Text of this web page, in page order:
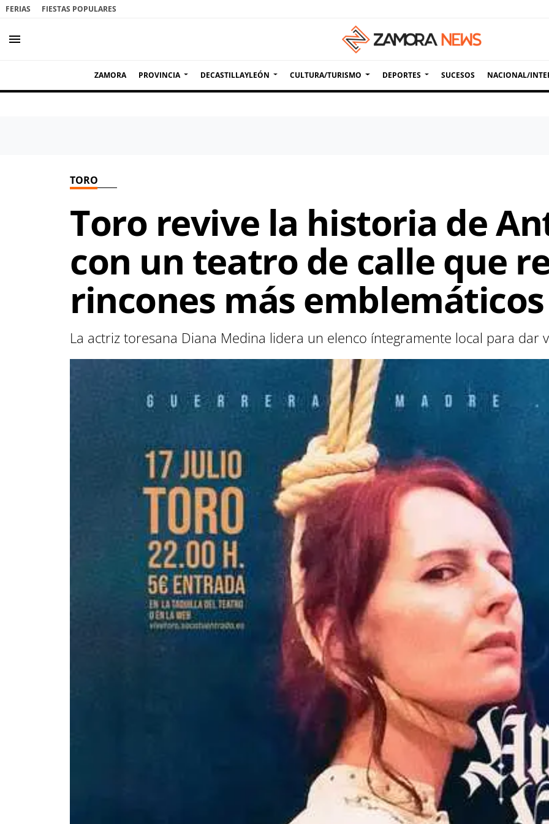
FERIAS FIESTAS POPULARES
menu
ZAMORA PROVINCIA DECASTILLAYLEÓN CULTURA/TURISMO DEPORTES SUCESOS NACIONAL/
TORO
Toro revive la historia de
con un teatro de calle que
rincones más emblemáticos
La actriz toresana Diana Medina lidera un elenco íntegramente local para dar